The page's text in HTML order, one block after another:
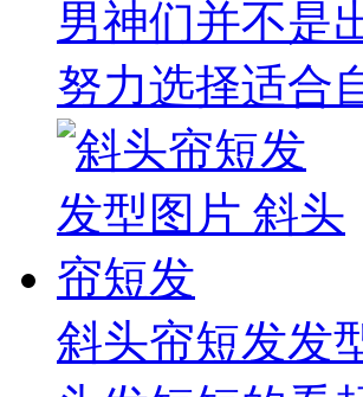
男神们并不是
努力选择适合
斜头帘短发发